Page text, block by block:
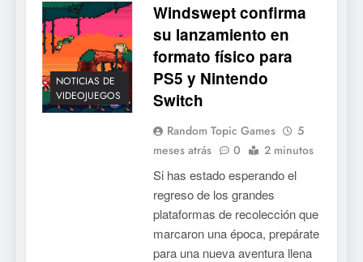
NOTICIAS DE
VIDEOJUEGOS
Windswept confirma
su lanzamiento en
formato físico para
PS5 y Nintendo
Switch
Random Topic Games
5
meses atrás
0 2 minutos
Si has estado esperando el
regreso de los grandes
plataformas de recolección que
marcaron una época, prepárate
para una nueva aventura llena